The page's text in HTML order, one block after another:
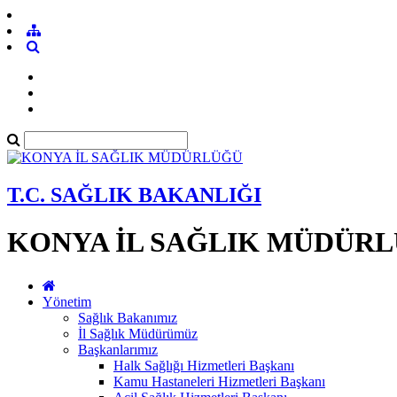
T.C. SAĞLIK BAKANLIĞI
KONYA İL SAĞLIK
Yönetim
Sağlık Bakanımız
İl Sağlık Müdürümüz
Başkanlarımız
Halk Sağlığı Hizmetleri Başkanı
Kamu Hastaneleri Hizmetleri Başkanı